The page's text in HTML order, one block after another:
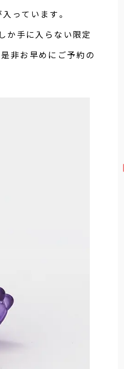
っています。
か手に入らない限定
非お早めにご予約の